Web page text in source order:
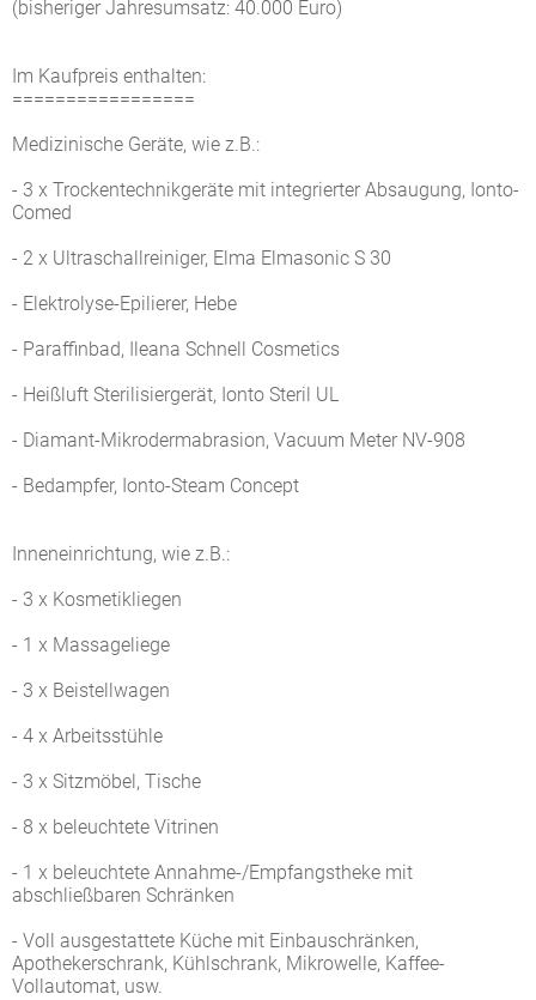
(bisheriger Jahresumsatz: 40.000 Euro)
Im Kaufpreis enthalten:
=================
Medizinische Geräte, wie z.B.:
- 3 x Trockentechnikgeräte mit integrierter Absaugung, Ionto-
Comed
- 2 x Ultraschallreiniger, Elma Elmasonic S 30
- Elektrolyse-Epilierer, Hebe
- Paraffinbad, Ileana Schnell Cosmetics
- Heißluft Sterilisiergerät, Ionto Steril UL
- Diamant-Mikrodermabrasion, Vacuum Meter NV-908
- Bedampfer, Ionto-Steam Concept
Inneneinrichtung, wie z.B.:
- 3 x Kosmetikliegen
- 1 x Massageliege
- 3 x Beistellwagen
- 4 x Arbeitsstühle
- 3 x Sitzmöbel, Tische
- 8 x beleuchtete Vitrinen
- 1 x beleuchtete Annahme-/Empfangstheke mit
abschließbaren Schränken
- Voll ausgestattete Küche mit Einbauschränken,
Apothekerschrank, Kühlschrank, Mikrowelle, Kaffee-
Vollautomat, usw.